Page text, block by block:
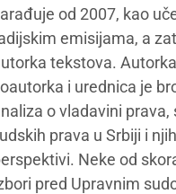
od 2007, kao
emisijama, a
tekstova.
i urednica je
o vladavini prava,
prava u Srbiji i
Neke od
pred Upravnim